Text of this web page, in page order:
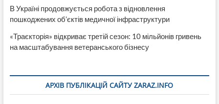
В Україні продовжується робота з відновлення
пошкоджених об’єктів медичної інфраструктури
«Траєкторія» відкриває третій сезон: 10 мільйонів гривень
на масштабування ветеранського бізнесу
АРХІВ ПУБЛІКАЦІЙ САЙТУ ZARAZ.INFO